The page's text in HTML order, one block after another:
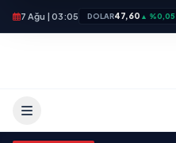
7 Ağu | 03:05 DOLAR47,60 ▲ %0,05